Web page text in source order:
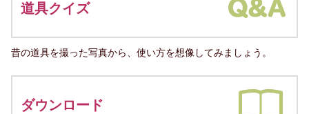
道具クイズ
昔の道具を撮った写真から、使い方を想像してみましょう。
ダウンロード